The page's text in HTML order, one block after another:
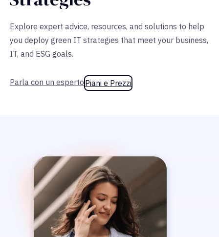
Explore expert advice, resources, and solutions to help
you deploy green IT strategies that meet your business,
IT, and ESG goals.
Parla con un esperto Piani e Prezzi